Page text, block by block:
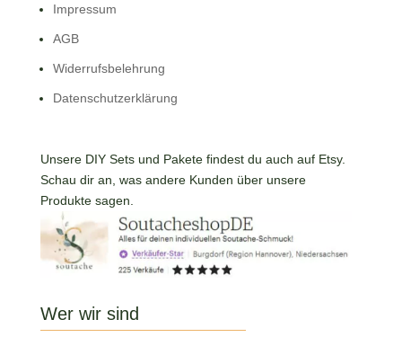
Impressum
AGB
Widerrufsbelehrung
Datenschutzerklärung
Unsere DIY Sets und Pakete findest du auch auf Etsy.
Schau dir an, was andere Kunden über unsere
Produkte sagen.
Wer wir sind